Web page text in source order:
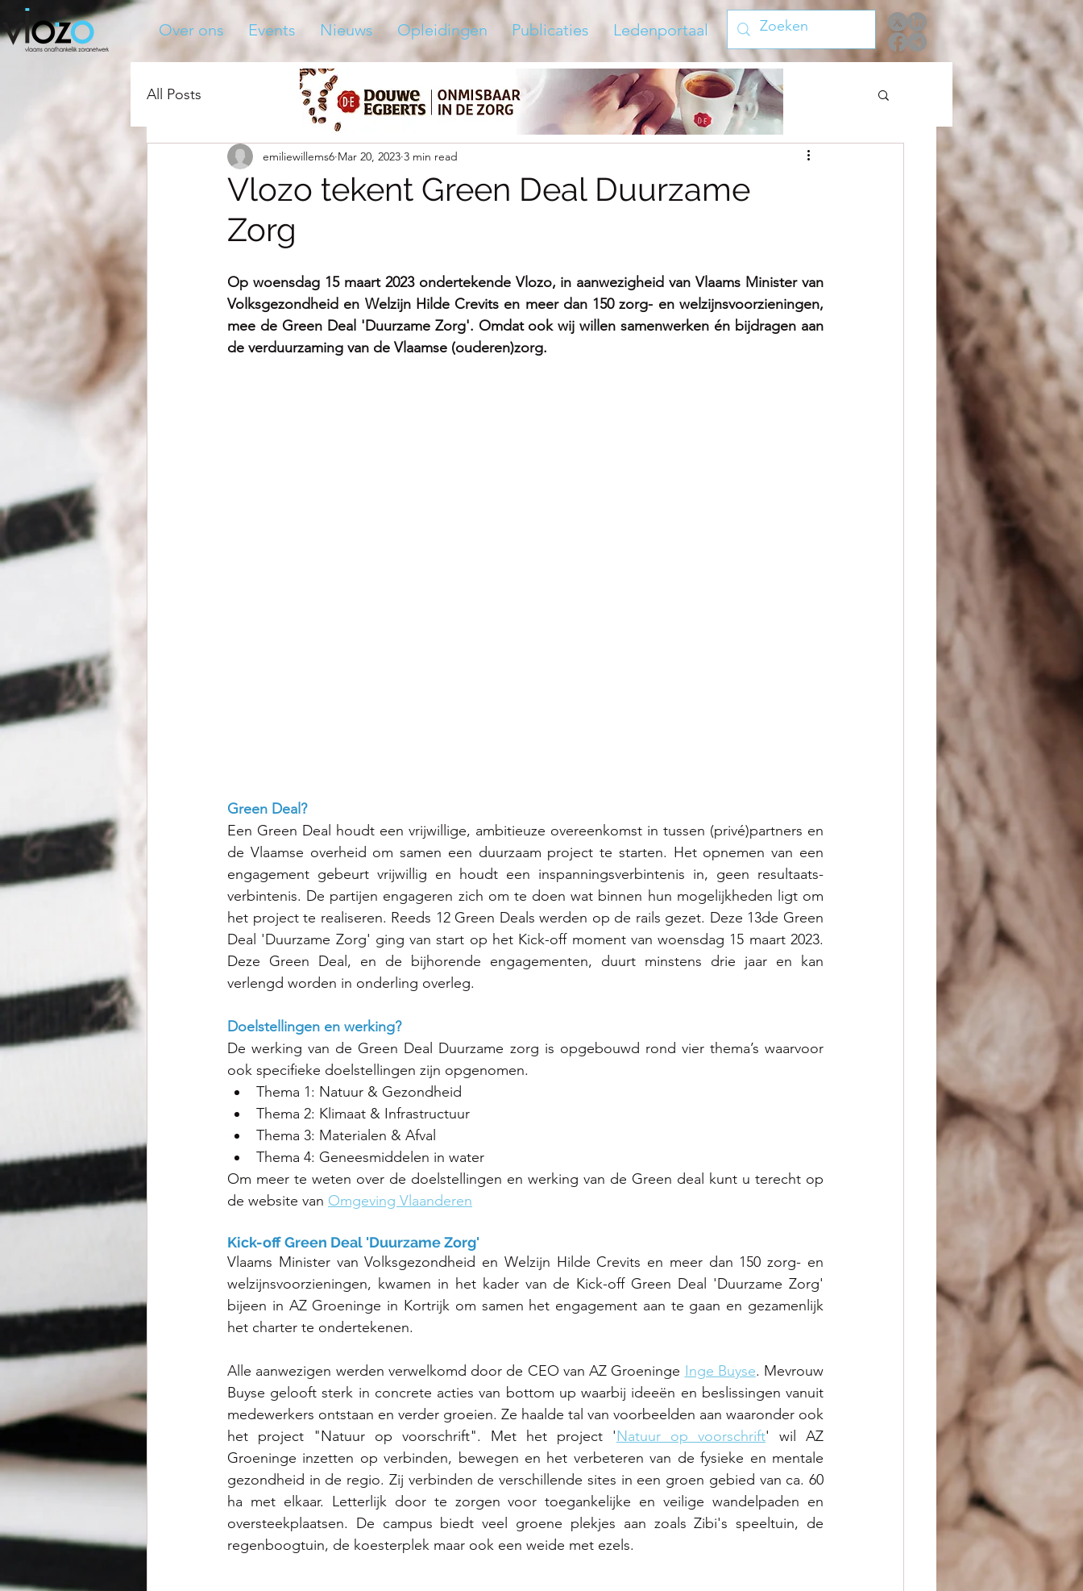
Over ons Events Nieuws Opleidingen Publicaties Ledenportaal
All Posts
Vlozo tekent Green Deal Duurzame
Zorg
emiliewillems6 Mar 20, 2023 3 min read
Op woensdag 15 maart 2023 ondertekende Vlozo, in aanwezigheid van Vlaams Minister van
Volksgezondheid en Welzijn Hilde Crevits en meer dan 150 zorg- en welzijnsvoorzieningen,
mee de Green Deal 'Duurzame Zorg'. Omdat ook wij willen samenwerken én bijdragen aan
de verduurzaming van de Vlaamse (ouderen)zorg.
Green Deal?
Een Green Deal houdt een vrijwillige, ambitieuze overeenkomst in tussen (privé)partners en
de Vlaamse overheid om samen een duurzaam project te starten. Het opnemen van een
engagement gebeurt vrijwillig en houdt een inspanningsverbintenis in, geen resultaats-
verbintenis. De partijen engageren zich om te doen wat binnen hun mogelijkheden ligt om
het project te realiseren. Reeds 12 Green Deals werden op de rails gezet. Deze 13de Green
Deal 'Duurzame Zorg' ging van start op het Kick-off moment van woensdag 15 maart 2023.
Deze Green Deal, en de bijhorende engagementen, duurt minstens drie jaar en kan
verlengd worden in onderling overleg.
Doelstellingen en werking?
De werking van de Green Deal Duurzame zorg is opgebouwd rond vier thema’s waarvoor
ook specifieke doelstellingen zijn opgenomen.
Thema 1: Natuur & Gezondheid
Thema 2: Klimaat & Infrastructuur
Thema 3: Materialen & Afval
Thema 4: Geneesmiddelen in water
Om meer te weten over de doelstellingen en werking van de Green deal kunt u terecht op
de website van Omgeving Vlaanderen
Kick-off Green Deal 'Duurzame Zorg'
Vlaams Minister van Volksgezondheid en Welzijn Hilde Crevits en meer dan 150 zorg- en
welzijnsvoorzieningen, kwamen in het kader van de Kick-off Green Deal 'Duurzame Zorg'
bijeen in AZ Groeninge in Kortrijk om samen het engagement aan te gaan en gezamenlijk
het charter te ondertekenen.
Alle aanwezigen werden verwelkomd door de CEO van AZ Groeninge Inge Buyse. Mevrouw
Buyse gelooft sterk in concrete acties van bottom up waarbij ideeën en beslissingen vanuit
het project "Natuur op voorschrift". Met het project 'Natuur op voorschrift' wil AZ
Groeninge inzetten op verbinden, bewegen en het verbeteren van de fysieke en mentale
gezondheid in de regio. Zij verbinden de verschillende sites in een groen gebied van ca. 60
ha met elkaar. Letterlijk door te zorgen voor toegankelijke en veilige wandelpaden en
oversteekplaatsen. De campus biedt veel groene plekjes aan zoals Zibi's speeltuin, de
regenboogtuin, de koesterplek maar ook een weide met ezels.